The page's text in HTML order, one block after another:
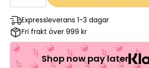
York
-
Kurt
Russell,
Lee
Van
Ernest
Expressleverans 1-3 dagar
Fri frakt över 999 kr
Shop now pay later